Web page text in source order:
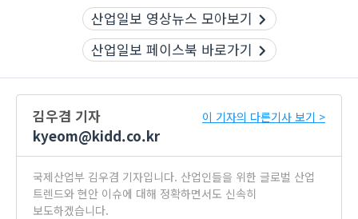
산업일보 영상뉴스 모아보기
산업일보 페이스북 바로가기
김우겸 기자
kyeom@kidd.co.kr
이 기자의 다른기사 보기 >
국제산업부 김우겸 기자입니다. 산업인들을 위한 글로벌 산업
트렌드와 현안 이슈에 대해 정확하면서도 신속히
보도하겠습니다.